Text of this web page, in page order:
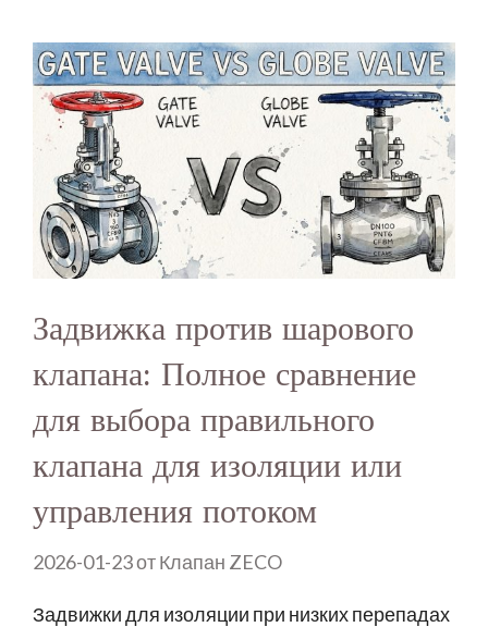
Задвижка против шарового
клапана: Полное сравнение
для выбора правильного
клапана для изоляции или
управления потоком
2026-01-23отКлапан ZECO
Задвижки для изоляции при низких перепадах